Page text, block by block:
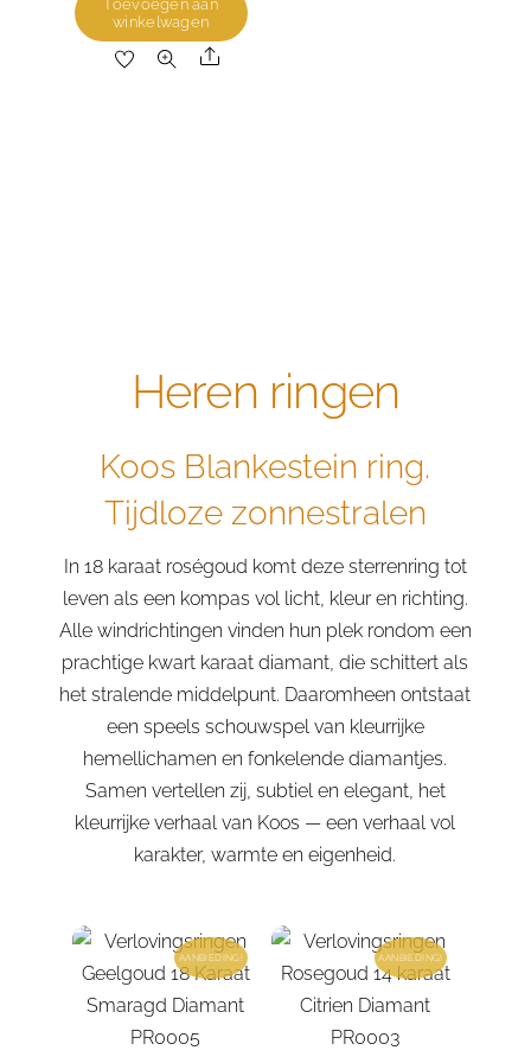
Toevoegen aan
winkelwagen
Share
Heren ringen
Koos Blankestein ring.
Tijdloze zonnestralen
In 18 karaat roségoud komt deze sterrenring tot
leven als een kompas vol licht, kleur en richting.
Alle windrichtingen vinden hun plek rondom een
prachtige kwart karaat diamant, die schittert als
het stralende middelpunt. Daaromheen ontstaat
een speels schouwspel van kleurrijke
hemellichamen en fonkelende diamantjes.
Samen vertellen zij, subtiel en elegant, het
kleurrijke verhaal van Koos — een verhaal vol
karakter, warmte en eigenheid.
AANBIEDING! AANBIEDING!